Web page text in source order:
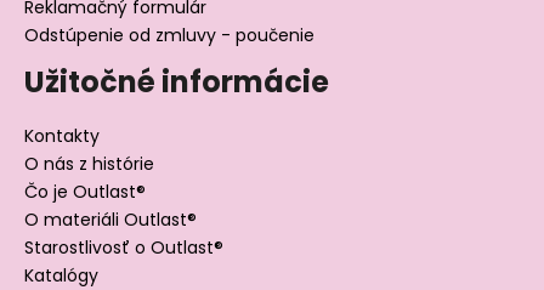
Reklamačný formulár
Odstúpenie od zmluvy - poučenie
Užitočné informácie
Kontakty
O nás z histórie
Čo je Outlast®
O materiáli Outlast®
Starostlivosť o Outlast®
Katalógy